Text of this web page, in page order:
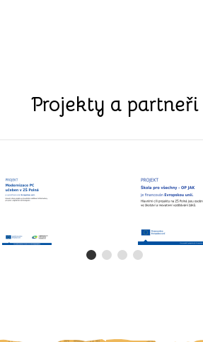
Projekty a partneři